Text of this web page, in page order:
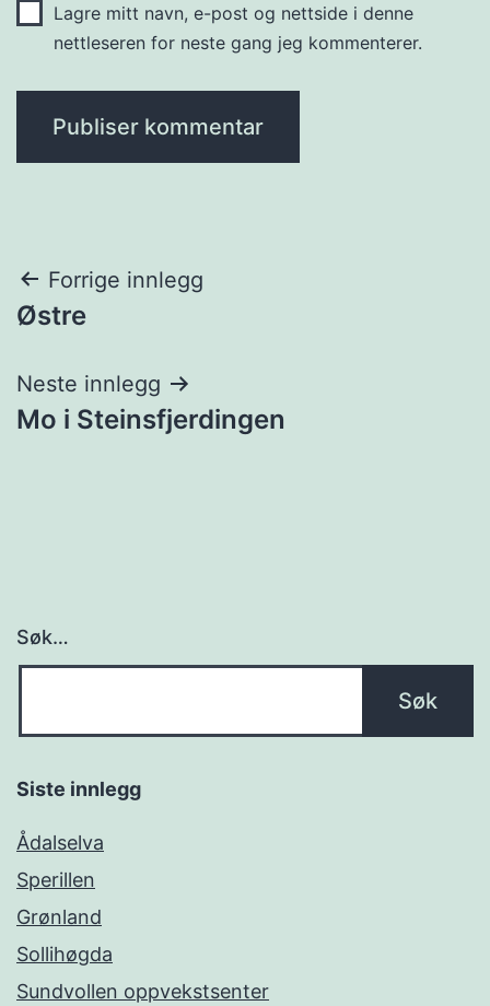
Lagre mitt navn, e-post og nettside i denne
nettleseren for neste gang jeg kommenterer.
Innleggsnavigasjon
Forrige innlegg
Østre
Neste innlegg
Mo i Steinsfjerdingen
Søk…
Siste innlegg
Ådalselva
Sperillen
Grønland
Sollihøgda
Sundvollen oppvekstsenter